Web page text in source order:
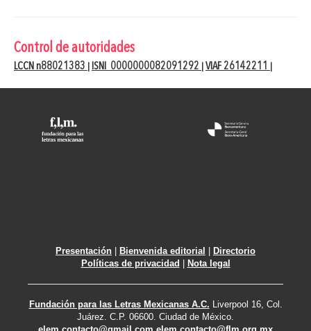
Control de autoridades
LCCN n88021383 ISNI 0000000082091292 VIAF 26142211
Presentación Bienvenida editorial
Directorio
Políticas de privacidad
Nota legal
Fundación para las Letras Mexicanas A.C. Liverpool 16, Col.
Juárez. C.P. 06600. Ciudad de México.